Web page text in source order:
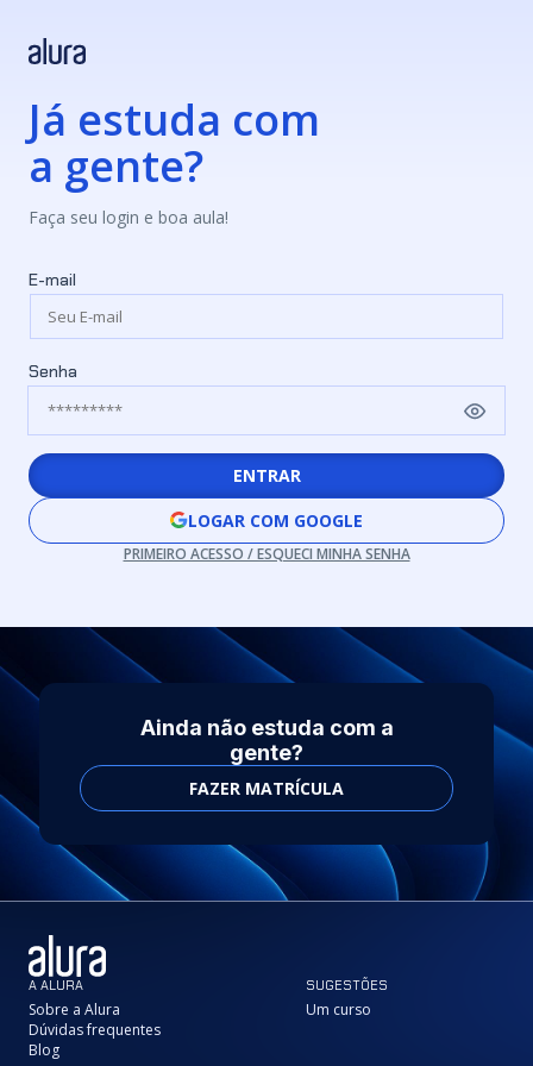
Já estuda com
a gente?
Faça seu login e boa aula!
E-mail
Senha
ENTRAR
LOGAR COM GOOGLE
PRIMEIRO ACESSO / ESQUECI MINHA SENHA
Ainda não estuda com a
gente?
FAZER MATRÍCULA
A ALURA
Sobre a Alura
Dúvidas frequentes
Blog
SUGESTÕES
Um curso